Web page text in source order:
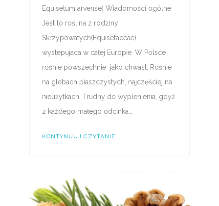
Equisetum arvense) Wiadomości ogólne
Jest to roślina z rodziny
Skrzypowatych(Equisetaceae)
wystepujaca w całej Europie. W Polsce
rośnie powszechnie jako chwast. Rośnie
na glebach piaszczystych, najczęściej na
nieużytkach. Trudny do wyplenienia, gdyż
z każdego małego odcinka…
KONTYNUUJ CZYTANIE...